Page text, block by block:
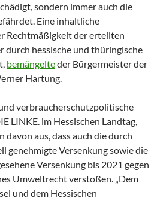
sondern immer auch die
Eine inhaltliche
Rechtmäßigkeit der erteilten
durch hessische und thüringische
bemängelteder Bürgermeister der
Hartung.
verbraucherschutzpolitische
LINKE. im Hessischen Landtag,
davon aus, dass auch die durch
genehmigte Versenkung sowie die
Versenkung bis 2021 gegen
Umweltrecht verstoßen. „Dem
und dem Hessischen